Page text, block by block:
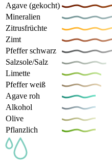
Agave (gekocht)
Mineralien
Zitrusfrüchte
Zimt
Pfeffer schwarz
Salzsole/Salz
Limette
Pfeffer weiß
Agave roh
Alkohol
Olive
Pflanzlich